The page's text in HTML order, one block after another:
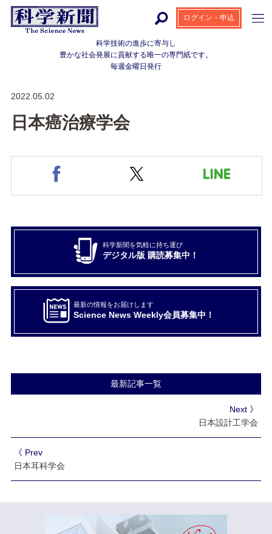
科学技術の進歩に寄与し
豊かな社会発展に貢献する唯一の専門紙です。
毎週金曜日発行
ログイン・申込
2022.05.02
日本癌治療学会
科学新聞を気軽に持ち運び
デジタル版 購読募集中！
最新の情報をお届けします
Science News Weekly会員募集中！
最新記事一覧
Next 》
日本設計工学会
《 Prev
日本耳科学会